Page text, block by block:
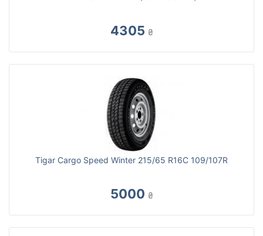
4305 ₴
Tigar Cargo Speed Winter 215/65 R16C 109/107R
5000 ₴